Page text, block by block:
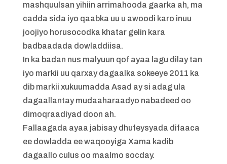
mashquulsan yihiin arrimahooda gaarka ah, ma
cadda sida iyo qaabka uu u awoodi karo inuu
joojiyo horusocodka khatar gelin kara
badbaadada dowladdiisa.
In ka badan nus malyuun qof ayaa lagu dilay tan
iyo markii uu qarxay dagaalka sokeeye 2011 ka
dib markii xukuumadda Asad ay si adag ula
dagaallantay mudaaharaadyo nabadeed oo
dimoqraadiyad doon ah.
Fallaagada ayaa jabisay dhufeysyada difaaca
ee dowladda ee waqooyiga Xama kadib
dagaallo culus oo maalmo socday.